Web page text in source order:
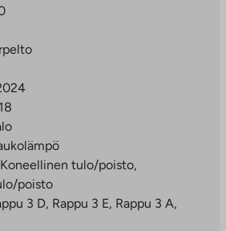
Koneellinen tulo/poisto,
poisto
3 D, Rappu 3 E, Rappu 3 A,